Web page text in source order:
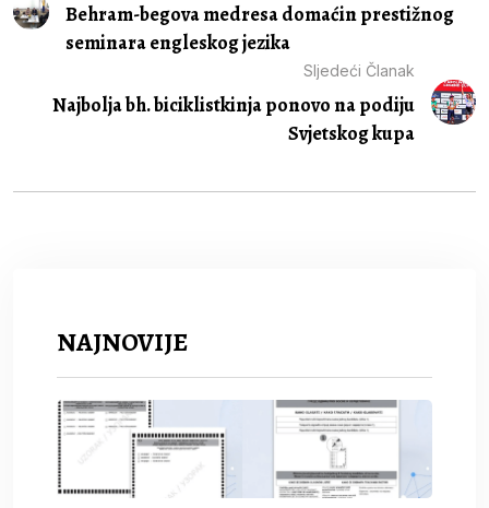
Behram-begova medresa domaćin prestižnog
seminara engleskog jezika
Sljedeći Članak
Najbolja bh. biciklistkinja ponovo na podiju
Svjetskog kupa
NAJNOVIJE